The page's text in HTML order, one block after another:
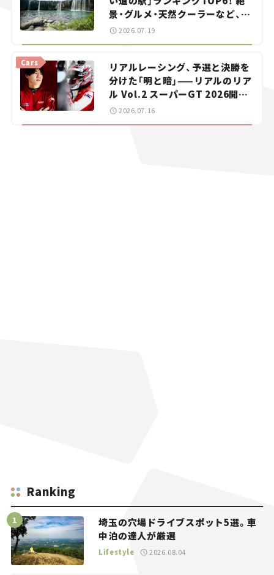
景・グルメ・天然クーラーなど、避
暑におすすめのスポットを紹介
【道の駅マニアの推し駅ガイド】
2026.07.19
リアルレーシング、予選と決勝を
分けた「明と暗」——リアルのリア
ル Vol.2 スーパーGT 2026開幕
戦 岡山国際サーキット
Cars
2026.07.16
Ranking
埼玉の穴場ドライブスポット5選。車
中泊の達人が厳選
Lifestyle 2026.08.04